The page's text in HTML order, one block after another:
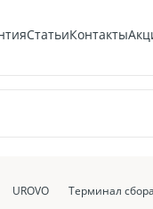
СтатьиКонтакты
UROVO Терминал